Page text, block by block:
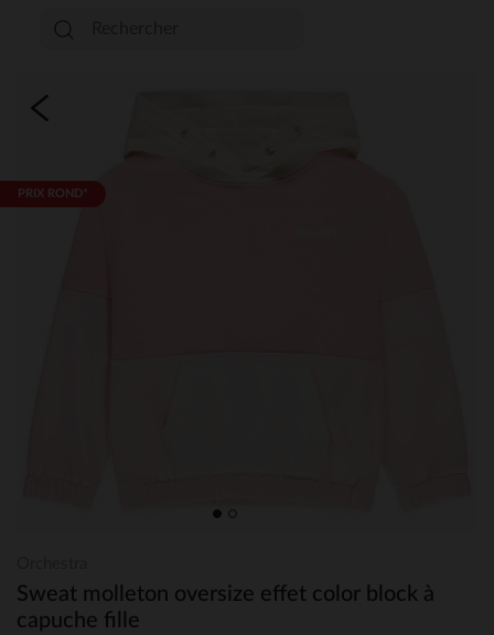
PRIX ROND*
Sweat molleton oversize effet color block à
capuche fille